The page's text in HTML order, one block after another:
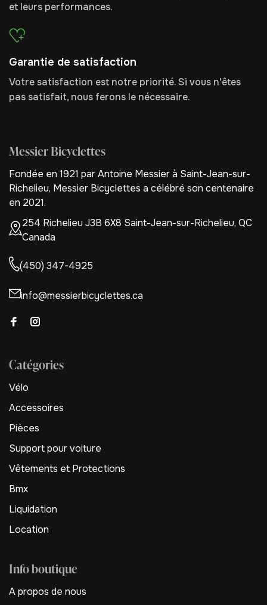
et leurs performances.
Garantie de satisfaction
Votre satisfaction est notre priorité. Si vous n'êtes
pas satisfait, nous ferons le nécessaire.
Messier Bicyclettes
Fondée en 1921 par Antoine Messier à Saint-Jean-sur-
Richelieu, Messier Bicyclettes a célébré son centenaire
en 2021.
254 Richelieu J3B 6X8 Saint-Jean-sur-Richelieu, QC
Canada
(450) 347-4925
info@messierbicyclettes.ca
Catégories
Vélo
Accessoires
Pièces
Support pour voiture
Vêtements et Protections
Bmx
Liquidation
Location
Info boutique
A propos de nous